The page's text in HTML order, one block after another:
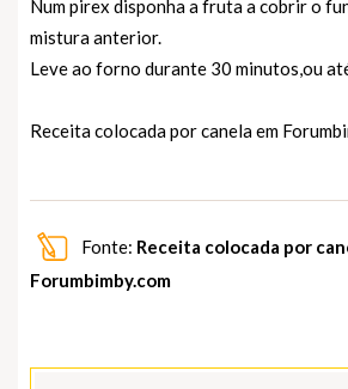
Num pirex disponha a fruta a cobrir o
mistura anterior.
Leve ao forno durante 30 minutos,ou
Receita colocada por canela em
Fonte: Receita colocada por
Forumbimby.com